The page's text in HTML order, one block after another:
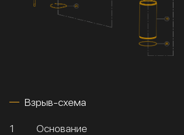
Взрыв-схема
1
Основание